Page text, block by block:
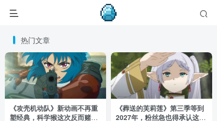
热门文章
《攻壳机动队》新动画不再重
塑经典，科学猴这次反而赌对
《葬送的芙莉莲》第三季等到
2027年，粉丝急也得承认这次